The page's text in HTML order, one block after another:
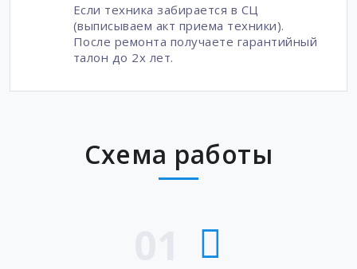
Если техника забирается в СЦ
(выписываем акт приема техники).
После ремонта получаете гарантийный
талон до 2х лет.
Схема работы